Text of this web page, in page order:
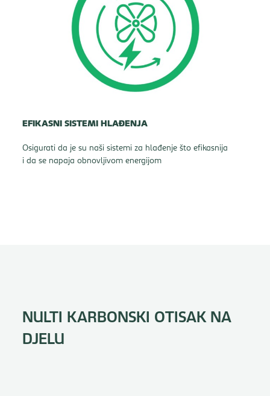
EFIKASNI SISTEMI HLAĐENJA
Osigurati da je su naši sistemi za hlađenje što efikasnija
i da se napaja obnovljivom energijom
NULTI KARBONSKI OTISAK NA
DJELU